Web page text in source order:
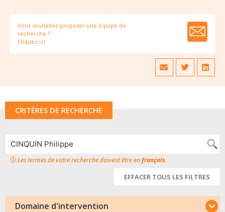
Vous souhaitez proposer une équipe de
recherche ?
Cliquez ici
CRITÈRES DE RECHERCHE
Les termes de votre recherche doivent être enfrançais.
EFFACER TOUS LES FILTRES
Domaine d'intervention